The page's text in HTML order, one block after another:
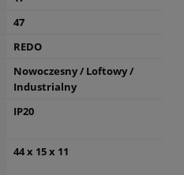
47
REDO
Nowoczesny / Loftowy /
Industrialny
IP20
44 x 15 x 11